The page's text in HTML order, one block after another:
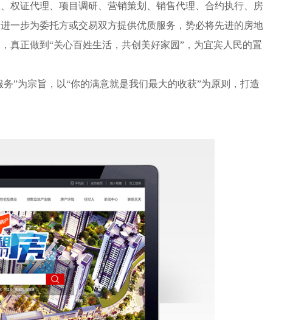
权证代理、项目调研、营销策划、销售代理、合约执行、房
一步为委托方或交易双方提供优质服务，势必将先进的房地
真正做到“关心百姓生活，共创美好家园”，为宜宾人民的置
”为宗旨，以“你的满意就是我们最大的收获”为原则，打造